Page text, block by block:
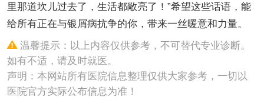
里那道坎儿过去了，生活都敞亮了！”希望这些话语，能
给所有正在与银屑病抗争的你，带来一丝暖意和力量。
温馨提示：以上内容仅供参考，不可替代专业诊断。
如有不适，请及时就医。
声明：本网站所有医院信息整理仅供大家参考，一切以
医院官方实际公布信息为准！